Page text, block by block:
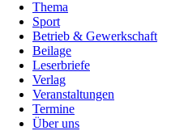
Thema
Sport
Betrieb & Gewerkschaft
Beilage
Leserbriefe
Verlag
Veranstaltungen
Termine
Über uns